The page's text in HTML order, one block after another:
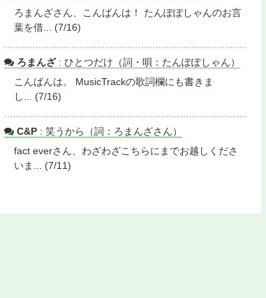
ろまんざさん、こんばんは！ たんぽぽしゃんのお言
葉を借... (7/16)
ろまんざ: ひとつだけ（詞・唄：たんぽぽしゃん）
こんばんは。 MusicTrackの歌詞欄にも書きま
し... (7/16)
C&P : 笑うから（詞：ろまんざさん）
fact everさん、わざわざこちらにまでお越しくださ
いま... (7/11)